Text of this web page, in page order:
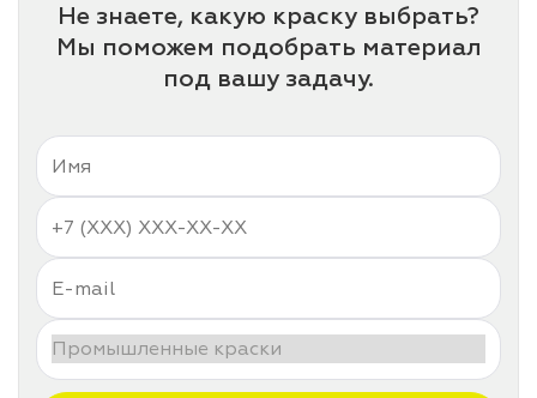
Не знаете, какую краску выбрать?
Мы поможем подобрать материал
под вашу задачу.